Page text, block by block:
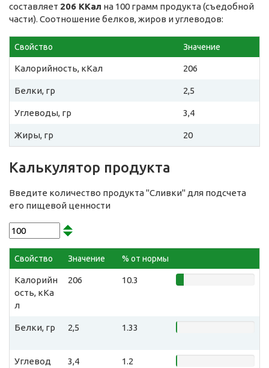
составляет 206 ККал на 100 грамм продукта (съедобной
части). Соотношение белков, жиров и углеводов:
Свойство Значение
Калорийность, кКал 206
Белки, гр 2,5
Углеводы, гр 3,4
Жиры, гр 20
Калькулятор продукта
Введите количество продукта "Сливки" для подсчета
его пищевой ценности
Свойство Значение % от нормы
Калорийн
ость, кКа
л
206 10.3
Белки, гр 2,5 1.33
Углевод
3,4 1.2